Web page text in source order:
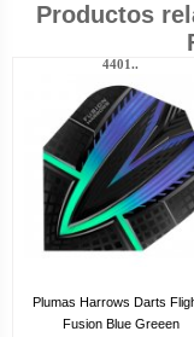
Productos
4401..
Plumas Harrows Darts
Fusion Blue Greeen